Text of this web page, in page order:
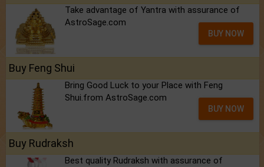
Take advantage of Yantra with assurance of
AstroSage.com
BUY NOW
Buy Feng Shui
Bring Good Luck to your Place with Feng
Shui.from AstroSage.com
BUY NOW
Buy Rudraksh
Best quality Rudraksh with assurance of